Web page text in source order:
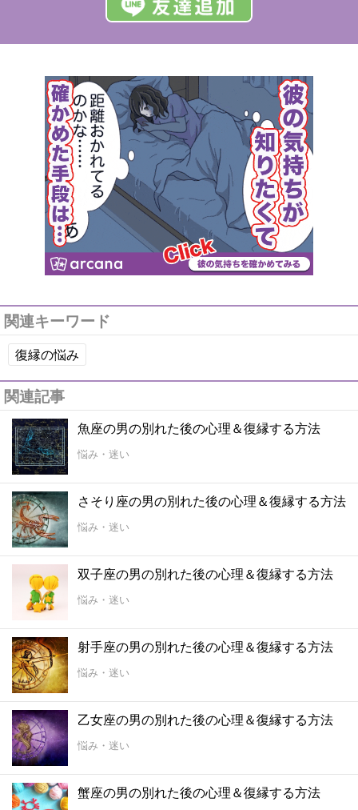
関連キーワード
復縁の悩み
関連記事
魚座の男の別れた後の心理＆復縁する方法
悩み・迷い
さそり座の男の別れた後の心理＆復縁する方法
悩み・迷い
双子座の男の別れた後の心理＆復縁する方法
悩み・迷い
射手座の男の別れた後の心理＆復縁する方法
悩み・迷い
乙女座の男の別れた後の心理＆復縁する方法
悩み・迷い
蟹座の男の別れた後の心理＆復縁する方法